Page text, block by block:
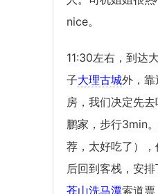
nice。
11:30左右，到达
子大理古城外，靠
房，我们决定先
鹏家，步行3min
荐，太好吃了）
后回到客栈，安
苍山洗马潭索道